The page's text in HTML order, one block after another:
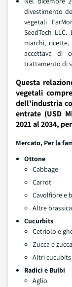
divestimento
vegetali
SeedTech
marchi,
accettava di
trattamento di
Questa
vegetali
dell'industria
entrate (USD
2021 al 2034,
Mercato, Per la
Ottone
Cabbage
Carrot
Cavolfiore e
Altre brassica
Cucurbits
Cetriolo e
Zucca e zucca
Altri cucubits
Radici e Bulbi
Aglio